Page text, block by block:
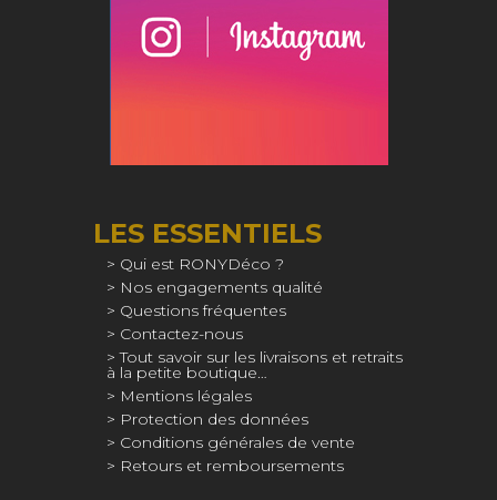
LES ESSENTIELS
Qui est RONYDéco ?
Nos engagements qualité
Questions fréquentes
Contactez-nous
Tout savoir sur les livraisons et retraits
à la petite boutique…
Mentions légales
Protection des données
Conditions générales de vente
Retours et remboursements